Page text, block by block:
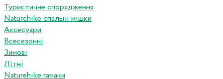
Туристичне спорядження
Naturehike спальні мішки
Аксесуари
Всесезонні
Зимові
Літні
Naturehike гамаки